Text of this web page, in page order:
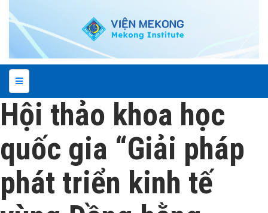
Hội thảo khoa học
quốc gia “Giải pháp
phát triển kinh tế